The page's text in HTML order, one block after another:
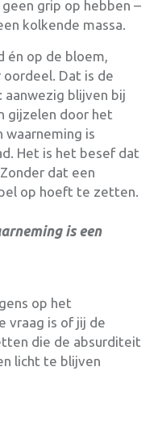
grip op hebben –
kolkende massa.
én op de bloem,
oordeel. Dat is de
aanwezig blijven bij
gijzelen door het
waarneming is
Het is het besef dat
dat een
op hoeft te zetten.
is een
op het
vraag is of jij de
die de absurditeit
licht te blijven